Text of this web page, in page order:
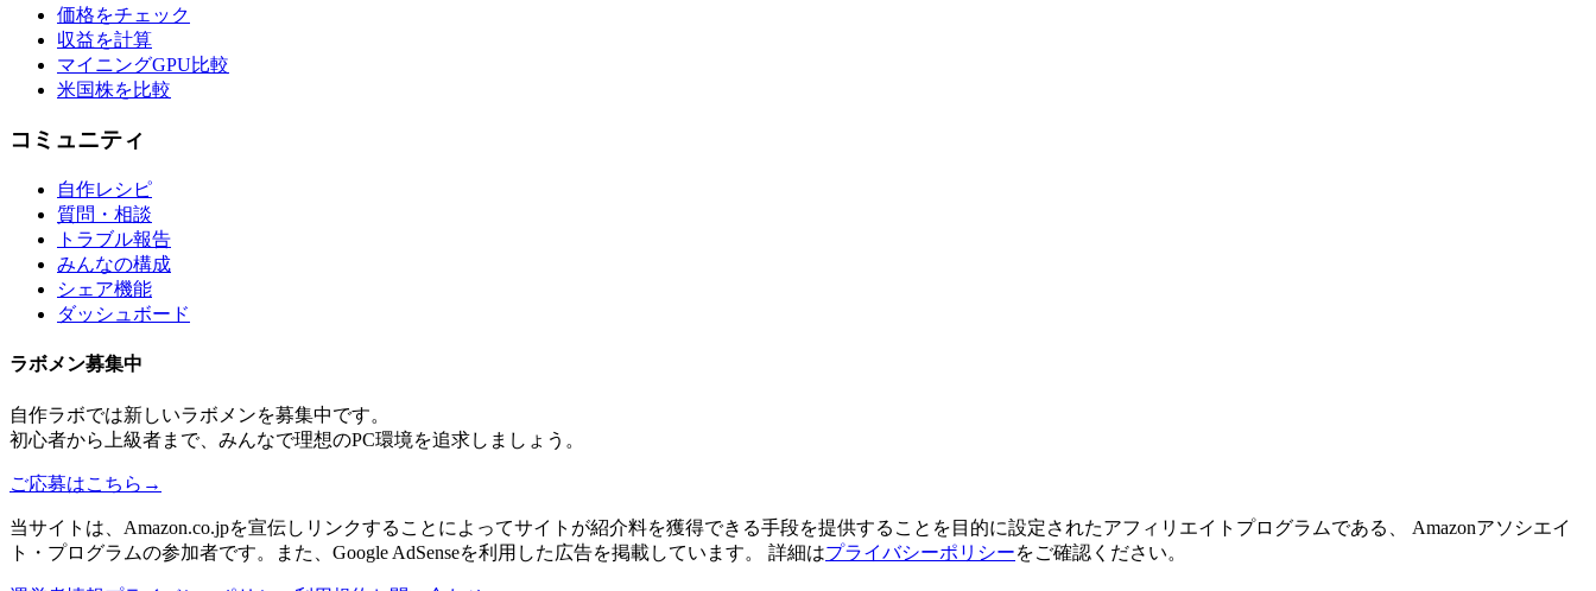
価格をチェック
収益を計算
マイニングGPU比較
米国株を比較
コミュニティ
自作レシピ
質問・相談
トラブル報告
みんなの構成
シェア機能
ダッシュボード
ラボメン募集中
自作ラボでは新しいラボメンを募集中です。
初心者から上級者まで、みんなで理想のPC環境を追求しましょう。
ご応募はこちら →
当サイトは、Amazon.co.jpを宣伝しリンクすることによってサイトが紹介料を獲得できる手段を提供することを目的に設定されたアフィリエイトプログラムである、 Amazonアソシエイ
ト・プログラムの参加者です。また、Google AdSenseを利用した広告を掲載しています。 詳細はプライバシーポリシーをご確認ください。